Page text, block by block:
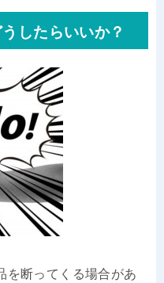
したらいいか？
を断ってくる場合があ